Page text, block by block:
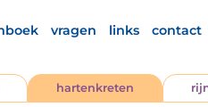
vragen links contact
hartenkreten